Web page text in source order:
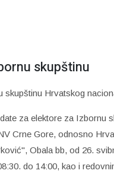
skupštinu
skupštinu Hrvatskog
za elektore za Izbornu
Crne Gore, odnosno
Obala bb, od 26.
do 14:00, kao i